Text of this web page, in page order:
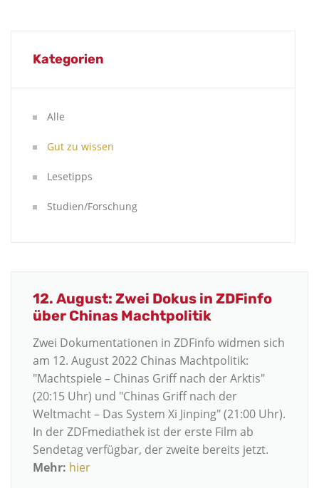
Kategorien
Alle
Gut zu wissen
Lesetipps
Studien/Forschung
12. August: Zwei Dokus in ZDFinfo
über Chinas Machtpolitik
Zwei Dokumentationen in ZDFinfo widmen sich
am 12. August 2022 Chinas Machtpolitik:
"Machtspiele – Chinas Griff nach der Arktis"
(20:15 Uhr) und "Chinas Griff nach der
Weltmacht – Das System Xi Jinping" (21:00 Uhr).
In der ZDFmediathek ist der erste Film ab
Sendetag verfügbar, der zweite bereits jetzt.
Mehr: hier